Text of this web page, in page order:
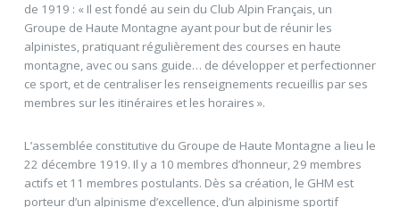
de 1919 : « Il est fondé au sein du Club Alpin Français, un
Groupe de Haute Montagne ayant pour but de réunir les
alpinistes, pratiquant régulièrement des courses en haute
montagne, avec ou sans guide… de développer et perfectionner
ce sport, et de centraliser les renseignements recueillis par ses
membres sur les itinéraires et les horaires ».
L’assemblée constitutive du Groupe de Haute Montagne a lieu le
22 décembre 1919. Il y a 10 membres d’honneur, 29 membres
actifs et 11 membres postulants. Dès sa création, le GHM est
porteur d’un alpinisme d’excellence, d’un alpinisme sportif